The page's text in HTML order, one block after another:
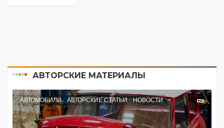
АВТОРСКИЕ МАТЕРИАЛЫ
АВТОМОБИЛИ АВТОРСКИЕ СТАТЬИ НОВОСТИ